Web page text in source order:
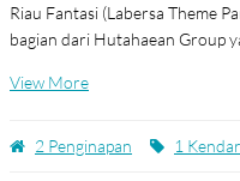
Riau Fantasi (Labersa Theme
bagian dari Hutahaean Group
View More
2 Penginapan 1